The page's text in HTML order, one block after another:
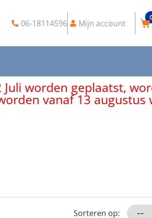
06-18114596 Mijn account
worden geplaatst,
vanaf 13 augustus
Sorteren op: